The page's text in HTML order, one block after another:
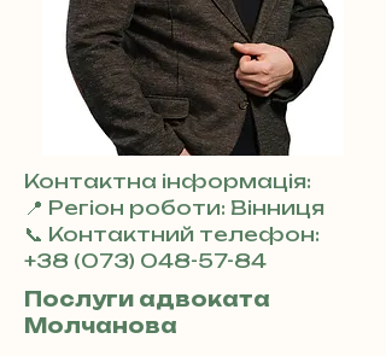
Контактна інформація:
📍 Регіон роботи: Вінниця
📞 Контактний телефон:
+38 (073) 048-57-84
Послуги адвоката
Молчанова